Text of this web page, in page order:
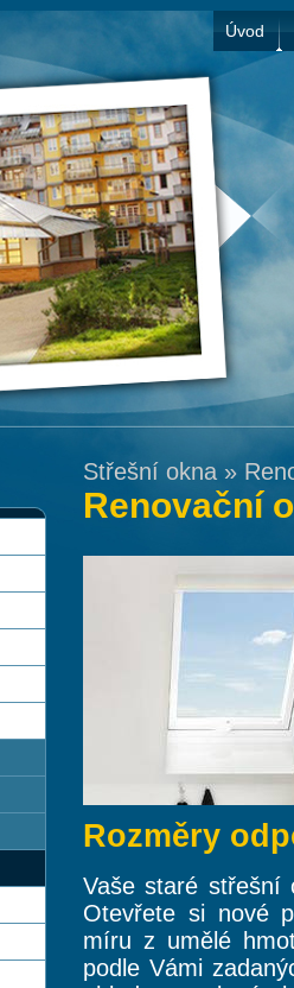
Úvod
Střešní okna »
Renovační
Rozměry
Vaše staré střešní
Otevřete si nové
míru z umělé
podle Vámi